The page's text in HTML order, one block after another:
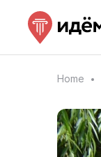
Home